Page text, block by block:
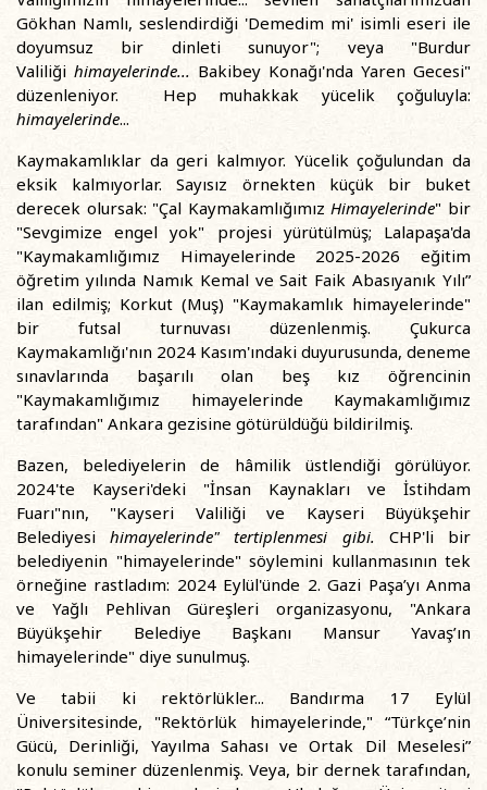
Gökhan Namlı, seslendirdiği 'Demedim mi' isimli eseri ile
doyumsuz bir dinleti sunuyor"; veya "Burdur
Valiliği himayelerinde... Bakibey Konağı'nda Yaren Gecesi"
düzenleniyor. Hep muhakkak yücelik çoğuluyla:
himayelerinde...
Kaymakamlıklar da geri kalmıyor. Yücelik çoğulundan da
eksik kalmıyorlar. Sayısız örnekten küçük bir buket
derecek olursak: "Çal KaymakamlığımızHimayelerinde" bir
"Sevgimize engel yok" projesi yürütülmüş; Lalapaşa'da
"Kaymakamlığımız Himayelerinde 2025-2026 eğitim
öğretim yılında Namık Kemal ve Sait Faik Abasıyanık Yılı”
ilan edilmiş; Korkut (Muş) "Kaymakamlık himayelerinde"
bir futsal turnuvası düzenlenmiş. Çukurca
Kaymakamlığı'nın 2024 Kasım'ındaki duyurusunda, deneme
sınavlarında başarılı olan beş kız öğrencinin
"Kaymakamlığımız himayelerinde Kaymakamlığımız
tarafından" Ankara gezisine götürüldüğü bildirilmiş.
Bazen, belediyelerin de hâmilik üstlendiği görülüyor.
2024'te Kayseri'deki "İnsan Kaynakları ve İstihdam
Fuarı"nın, "Kayseri Valiliği ve Kayseri Büyükşehir
Belediyesihimayelerinde" tertiplenmesi gibi. CHP'li bir
belediyenin "himayelerinde" söylemini kullanmasının tek
örneğine rastladım: 2024 Eylül'ünde 2. Gazi Paşa’yı Anma
ve Yağlı Pehlivan Güreşleri organizasyonu, "Ankara
Büyükşehir Belediye Başkanı Mansur Yavaş’ın
himayelerinde" diye sunulmuş.
Ve tabii ki rektörlükler... Bandırma 17 Eylül
Üniversitesinde, "Rektörlük himayelerinde," “Türkçe’nin
Gücü, Derinliği, Yayılma Sahası ve Ortak Dil Meselesi”
konulu seminer düzenlenmiş. Veya, bir dernek tarafından,